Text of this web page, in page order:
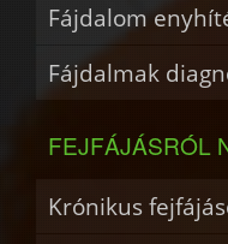
Fájdalom
Fájdalmak
FEJFÁJÁSRÓL
Krónikus